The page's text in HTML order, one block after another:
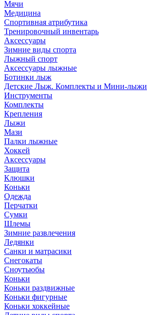
Мячи
Медицина
Спортивная атрибутика
Тренировочный инвентарь
Аксессуары
Зимние виды спорта
Лыжный спорт
Аксессуары лыжные
Ботинки лыж
Детские Лыж. Комплекты и Мини-лыжи
Инструменты
Комплекты
Крепления
Лыжи
Мази
Палки лыжные
Хоккей
Аксессуары
Защита
Клюшки
Коньки
Одежда
Перчатки
Сумки
Шлемы
Зимние развлечения
Ледянки
Санки и матрасики
Снегокаты
Сноутьюбы
Коньки
Коньки раздвижные
Коньки фигурные
Коньки хоккейные